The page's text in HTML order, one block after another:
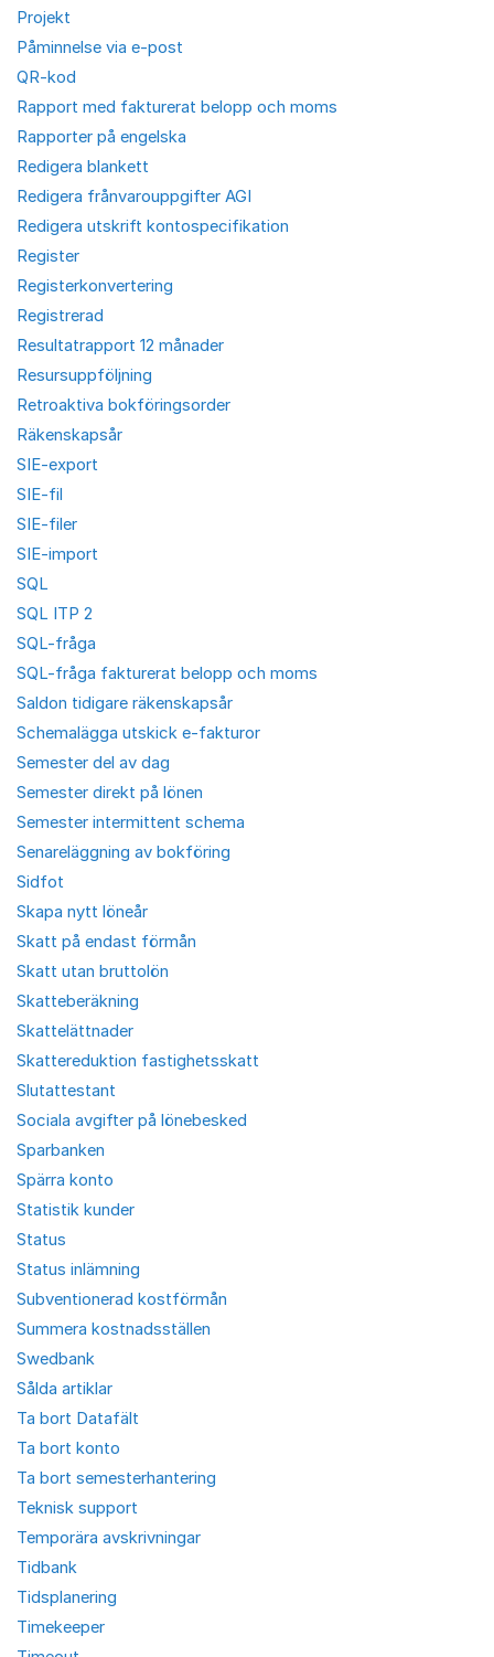
Projekt
Påminnelse via e-post
QR-kod
Rapport med fakturerat belopp och moms
Rapporter på engelska
Redigera blankett
Redigera frånvarouppgifter AGI
Redigera utskrift kontospecifikation
Register
Registerkonvertering
Registrerad
Resultatrapport 12 månader
Resursuppföljning
Retroaktiva bokföringsorder
Räkenskapsår
SIE-export
SIE-fil
SIE-filer
SIE-import
SQL
SQL ITP 2
SQL-fråga
SQL-fråga fakturerat belopp och moms
Saldon tidigare räkenskapsår
Schemalägga utskick e-fakturor
Semester del av dag
Semester direkt på lönen
Semester intermittent schema
Senareläggning av bokföring
Sidfot
Skapa nytt löneår
Skatt på endast förmån
Skatt utan bruttolön
Skatteberäkning
Skattelättnader
Skattereduktion fastighetsskatt
Slutattestant
Sociala avgifter på lönebesked
Sparbanken
Spärra konto
Statistik kunder
Status
Status inlämning
Subventionerad kostförmån
Summera kostnadsställen
Swedbank
Sålda artiklar
Ta bort Datafält
Ta bort konto
Ta bort semesterhantering
Teknisk support
Temporära avskrivningar
Tidbank
Tidsplanering
Timekeeper